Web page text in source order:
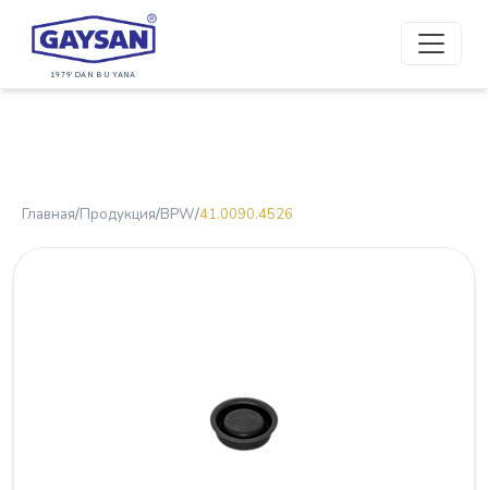
1979'DAN BU YANA
Главная/Продукция/BPW/41.0090.4526